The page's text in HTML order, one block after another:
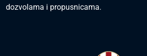
dozvolama i propusnicama.